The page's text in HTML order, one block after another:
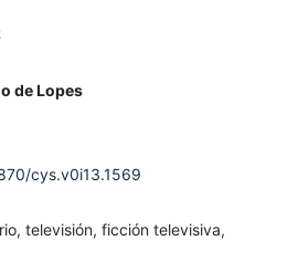
de Lopes
cys.v0i13.1569
televisión, ficción televisiva,